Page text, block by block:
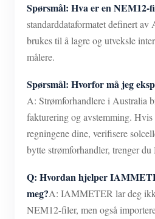
Spørsmål: Hva er en NEM12-
standarddataformatet definert
brukes til å lagre og utveksle
målere.
Spørsmål: Hvorfor må jeg
A: Strømforhandlere i Australia
fakturering og avstemming.
regningene dine, verifisere
bytte strømforhandler, trenger
Q: Hvordan hjelper
meg?A: IAMMETER lar deg
NEM12-filer, men også